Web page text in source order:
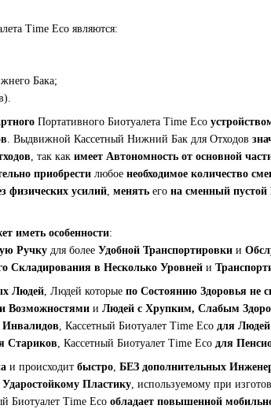
Time Eco являются:
Бака;
Портативного Биотуалета Time Eco
. Выдвижной Кассетный Нижний Бак для Отходов
, так как имеет Автономность от основной
приобрести любое необходимое количество
физических усилий, менять его на сменный пустой
иметь особенности:
Ручку для более Удобной Транспортировки и
Складирования в Несколько Уровней и
Людей , Людей которые по Состоянию Здоровья не
Возможностями и Людей с Хрупким, Слабым
Инвалидов , Кассетный Биотуалет Time Eco для
Стариков , Кассетный Биотуалет Time Eco для
и происходит быстро, БЕЗ дополнительных
Пластику, используемому при
Биотуалет Time Eco обладает повышенной